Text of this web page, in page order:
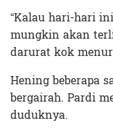
“Kalau hari-hari
mungkin akan
darurat kok
Hening beberapa
bergairah. Pardi
duduknya.